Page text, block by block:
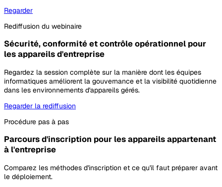
Regarder
Rediffusion du webinaire
Sécurité, conformité et contrôle opérationnel pour
les appareils d'entreprise
Regardez la session complète sur la manière dont les équipes
informatiques améliorent la gouvernance et la visibilité quotidienne
dans les environnements d'appareils gérés.
Regarder la rediffusion
Procédure pas à pas
Parcours d'inscription pour les appareils appartenant
à l'entreprise
Comparez les méthodes d'inscription et ce qu'il faut préparer avant
le déploiement.